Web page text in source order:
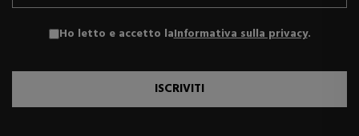
Ho letto e accetto laInformativa sulla privacy.
ISCRIVITI